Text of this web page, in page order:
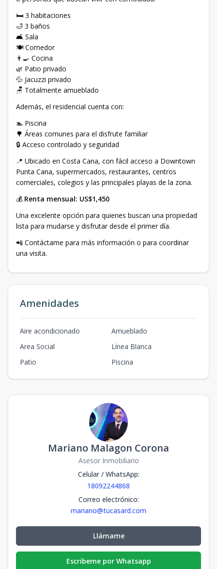
🛏️ 3 habitaciones
🛁 3 baños
🛋️ Sala
🍽️ Comedor
👨‍🍳 Cocina
🌿 Patio privado
💦 Jacuzzi privado
🪑 Totalmente amueblado
Además, el residencial cuenta con:
🏊 Piscina
🌳 Áreas comunes para el disfrute familiar
🔒 Acceso controlado y seguridad
📍 Ubicado en Costa Cana, con fácil acceso a Downtown
Punta Cana, supermercados, restaurantes, centros
comerciales, colegios y las principales playas de la zona.
💰 Renta mensual: US$1,450
Una excelente opción para quienes buscan una propiedad
lista para mudarse y disfrutar desde el primer día.
📲 Contáctame para más información o para coordinar
una visita.
Amenidades
Aire acondicionado
Amueblado
Area Social
Línea Blanca
Patio
Piscina
Mariano Malagon Corona
Asesor Inmobiliario
Celular / WhatsApp:
18092244868
Correo electrónico:
mariano@tucasard.com
Llámame
Escribeme por Whatsapp